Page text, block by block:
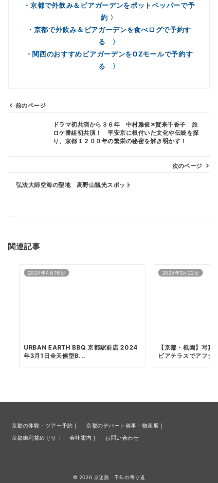
・京都で外飲み＆ビアガーデンをポットペッパーで予
約 〉
・京都で外飲み＆ビアガーデンを食べログで予約す
る 〉
・関西のおすすめビアガーデンをOZモールで予約す
る 〉
ゲ
ー
ョ
前のページ
ドラマ初共演から３６年 中村雅俊✕賀来千香子 旅
ロケ番組初共演！ 平安京に根付いた文化や伝統を探
り、京都１２００年の繁栄の秘密を解き明かす！
次のページ
弘法大師空海の聖地 高野山観光スポット
関連記事
2024年4月16日
URBAN EARTH BBQ 京都駅前店 2024
年3月1日全天候型B...
2025年3月22日
【京都・祇園】写
ビアテラスでアフタ
京都の体験・ツアー予約｜
京都のデパート催事・物産展｜
京都御利益めぐり｜
会社案内｜ お問い合わせ
© 2026 京迷路 千年の寄り道